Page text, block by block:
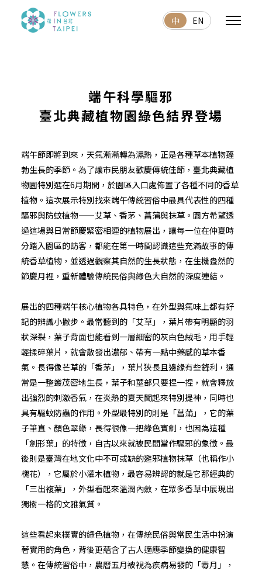
中 EN
端午科學驅邪
臺北典藏植物園綠色結界登場
端午節即將到來，天氣漸漸轉為濕熱，正是各種草本植物蓬
勃生長的季節。為了讓市民朋友歡慶傳統佳節，臺北典藏植
物園特別選在6月期間，於園區入口處佈置了各種不同的香草
植物。這次展示特別找來端午傳統習俗中最具代表性的四種
驅邪與防蚊植物——艾草、香茅、菖蒲與抹草。園方希望透
過這場與日常節慶緊密相連的植物展出，讓每一位在仲夏時
分踏入園區的訪客，都能在第一時間認識這些充滿故事的傳
統香草植物，並透過觀察其自然的生長狀態，在生機盎然的
節慶月裡，重新體驗傳統民俗與綠色大自然的深度連結。
展出的四種端午核心植物各具特色，在外型與氣味上都有好
記的辨識小撇步。最常聽到的「艾草」，葉片帶有明顯的羽
狀深裂，葉子背面也能看到一層細密的灰白色絨毛，用手輕
輕揉碎葉片，就會散發出濃郁、帶有一點中藥感的草本香
氣。長得像芒草的「香茅」，葉片狹長且邊緣有些鋒利，通
常是一整叢茂密地生長，葉子和莖部只要捏一捏，就會釋放
出強烈的刺激香氣，在炎熱的夏天聞起來特別提神，同時也
具有驅蚊防蟲的作用。外型最特別的則是「菖蒲」，它的葉
子筆直、顏色翠綠，長得很像一把綠色寶劍，也因為這種
「劍形葉」的特徵，自古以來就被民間當作驅邪的象徵。最
後則是臺灣在地文化中不可或缺的避邪植物抹草（也稱作小
槐花），它屬於小灌木植物，最容易辨認的就是它那經典的
「三出複葉」，外型看起來溫潤內斂，在眾多香草中展現出
獨樹一格的文雅氣質。
這些看起來樸實的綠色植物，在傳統民俗與常民生活中扮演
著實用的角色，背後更蘊含了古人適應季節變換的健康智
慧。在傳統習俗中，農曆五月被視為疾病易發的「毒月」，